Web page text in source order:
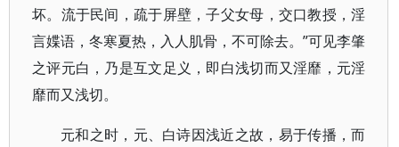
坏。流于民间，疏于屏壁，子父女母，交口教授，淫
言媟语，冬寒夏热，入人肌骨，不可除去。”可见李肇
之评元白，乃是互文足义，即白浅切而又淫靡，元淫
靡而又浅切。
元和之时，元、白诗因浅近之故，易于传播，而